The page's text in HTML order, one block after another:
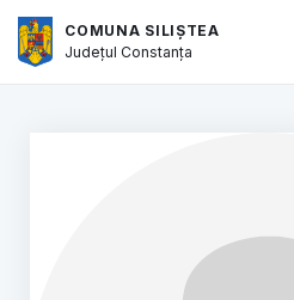
COMUNA SILIȘTEA
JudețulConstanța